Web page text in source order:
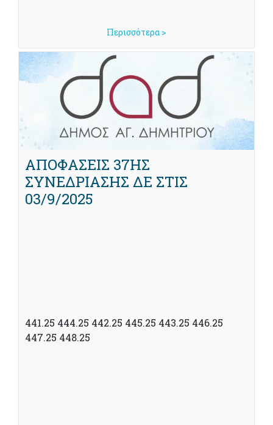
Περισσότερα >
ΑΠΟΦΑΣΕΙΣ 37ΗΣ
ΣΥΝΕΔΡΙΑΣΗΣ ΔΕ ΣΤΙΣ
03/9/2025
441.25 444.25 442.25 445.25 443.25 446.25
447.25 448.25